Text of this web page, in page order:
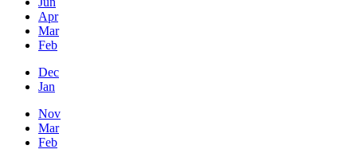
Apr
Mar
Feb
Dec
Jan
Nov
Mar
Feb